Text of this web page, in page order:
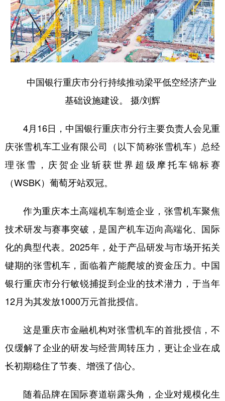
中国银行重庆市分行持续推动梁平低空经济产业
基础设施建设。 摄/刘辉
4月16日，中国银行重庆市分行主要负责人会见重
庆张雪机车工业有限公司（以下简称张雪机车）总经
理张雪，庆贺企业斩获世界超级摩托车锦标赛
（WSBK）葡萄牙站双冠。
作为重庆本土高端机车制造企业，张雪机车聚焦
技术研发与赛事突破，是国产机车迈向高端化、国际
化的典型代表。2025年，处于产品研发与市场开拓关
键期的张雪机车，面临着产能爬坡的资金压力。中国
银行重庆市分行敏锐捕捉到企业的技术潜力，于当年
12月为其发放1000万元首批授信。
这是重庆市金融机构对张雪机车的首批授信，不
仅缓解了企业的研发与经营周转压力，更让企业在成
长初期稳住了节奏、增强了信心。
随着品牌在国际赛道崭露头角，企业对规模化生